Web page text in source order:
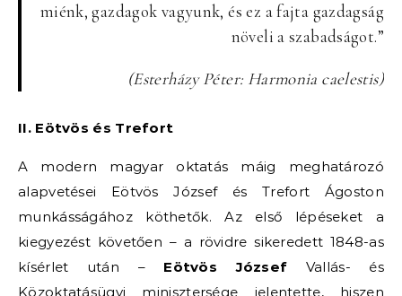
miénk, gazdagok vagyunk, és ez a fajta gazdagság
növeli a szabadságot.”
(Esterházy Péter: Harmonia caelestis)
II. Eötvös és Trefort
A modern magyar oktatás máig meghatározó
alapvetései Eötvös József és Trefort Ágoston
munkásságához köthetők. Az első lépéseket a
kiegyezést követően – a rövidre sikeredett 1848-as
kísérlet után – Eötvös József Vallás- és
Közoktatásügyi minisztersége jelentette, hiszen